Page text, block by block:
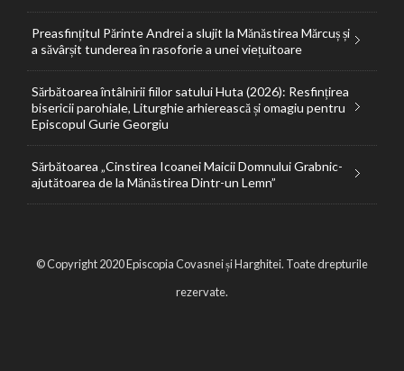
Preasfințitul Părinte Andrei a slujit la Mănăstirea Mărcuș și
a săvârșit tunderea în rasoforie a unei viețuitoare
Sărbătoarea întâlnirii fiilor satului Huta (2026): Resfințirea
bisericii parohiale, Liturghie arhierească și omagiu pentru
Episcopul Gurie Georgiu
Sărbătoarea „Cinstirea Icoanei Maicii Domnului Grabnic-
ajutătoarea de la Mănăstirea Dintr-un Lemn”
© Copyright 2020 Episcopia Covasnei și Harghitei. Toate drepturile
rezervate.